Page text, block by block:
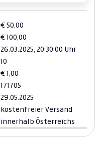
€ 50,00
€ 100,00
26.03.2025, 20:30:00 Uhr
10
€ 1,00
171705
29.05.2025
kostenfreier Versand
innerhalb Österreichs